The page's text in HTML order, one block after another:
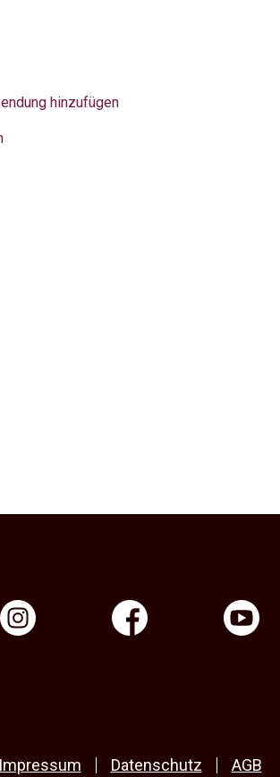
hinzufügen
Impressum Datenschutz AGB